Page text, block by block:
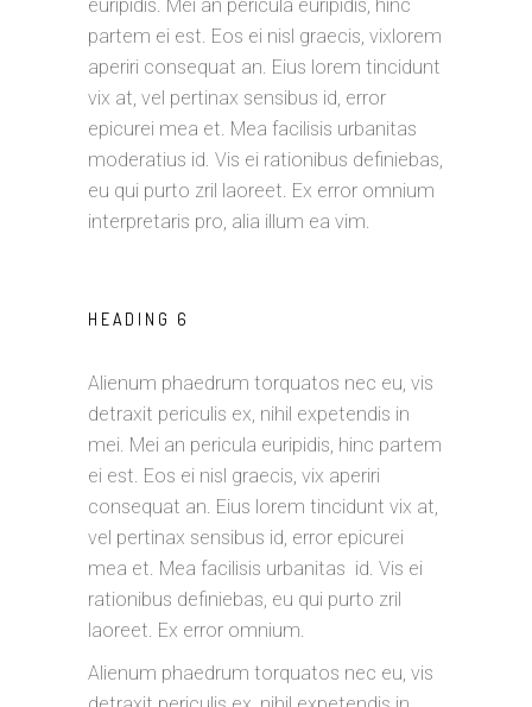
euripidis. Mei an pericula euripidis, hinc
partem ei est. Eos ei nisl graecis, vixlorem
aperiri consequat an. Eius lorem tincidunt
vix at, vel pertinax sensibus id, error
epicurei mea et. Mea facilisis urbanitas
moderatius id. Vis ei rationibus definiebas,
eu qui purto zril laoreet. Ex error omnium
interpretaris pro, alia illum ea vim.
HEADING 6
Alienum phaedrum torquatos nec eu, vis
detraxit periculis ex, nihil expetendis in
mei. Mei an pericula euripidis, hinc partem
ei est. Eos ei nisl graecis, vix aperiri
consequat an. Eius lorem tincidunt vix at,
vel pertinax sensibus id, error epicurei
mea et. Mea facilisis urbanitas id. Vis ei
rationibus definiebas, eu qui purto zril
laoreet. Ex error omnium.
Alienum phaedrum torquatos nec eu, vis